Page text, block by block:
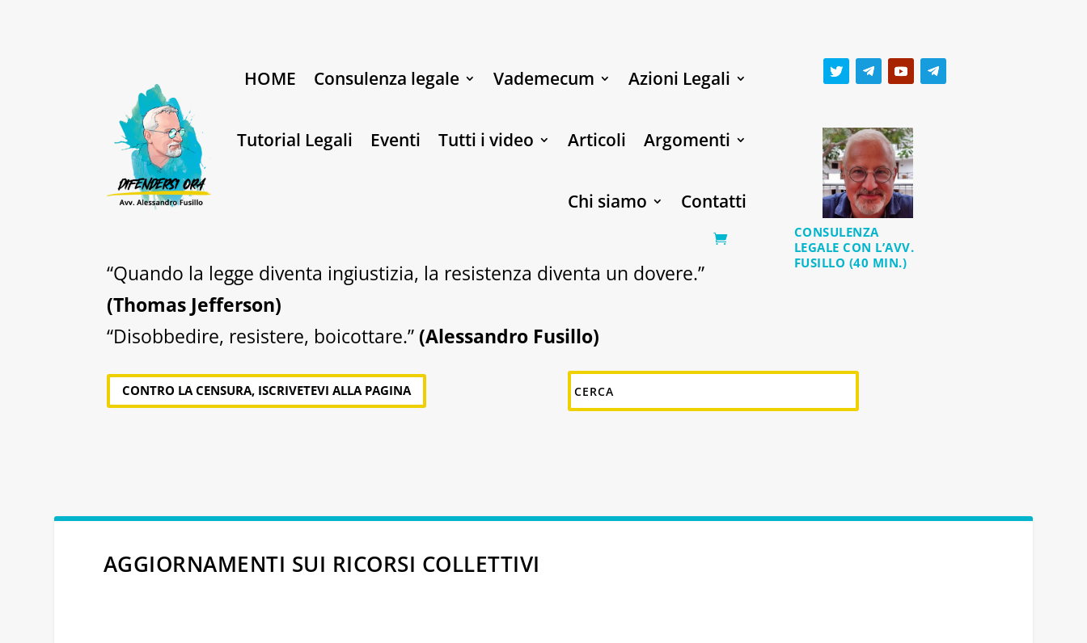
HOME Consulenza legale Vademecum Azioni Legali
Tutorial Legali Eventi Tutti i video Articoli Argomenti
Chi siamo Contatti
“Quando la legge diventa ingiustizia, la resistenza diventa un dovere.”
(Thomas Jefferson)
“Disobbedire, resistere, boicottare.” (Alessandro Fusillo)
CONSULENZA
LEGALE CON L’AVV.
FUSILLO (40 MIN.)
CONTRO LA CENSURA, ISCRIVETEVI ALLA PAGINA
AGGIORNAMENTI SUI RICORSI COLLETTIVI